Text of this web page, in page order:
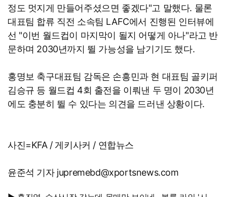
정도 멋지게 만들어주셨으면 좋겠다"고 말했다. 물론
대표팀 합류 직전 소속팀 LAFC에서 진행된 인터뷰에
선 "이번 월드컵이 마지막이 될지 어떻게 아나"라고 반
문하며 2030년까지 뛸 가능성을 남기기도 했다.
홍명보 축구대표팀 감독은 손흥민과 현 대표팀 골키퍼
김승규 등 월드컵 4회 출전을 이뤄낸 두 명이 2030년
에도 충분히 뛸 수 있다는 의견을 드러낸 상황이다.
사진=KFA / 게키사커 / 연합뉴스
윤준석 기자 jupremebd@xportsnews.com